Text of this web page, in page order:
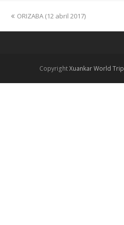
previous
ORIZABA (12 abril 2017)
CopyrightXuankar World Trip